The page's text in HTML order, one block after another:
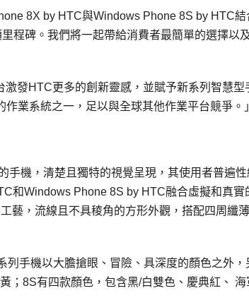
8X by HTC與Windows Phone 8S by HTC
程碑。我們將一起帶給消費者最簡單的選擇以
發HTC更多的創新靈感，並賦予新系列智慧型
業系統之一，足以與全球其他作業平台競爭。」
機，清楚且獨特的視覺呈現，其使用者普遍性
和Windows Phone 8S by HTC融合虛擬和真實
藝，流線且不具稜角的方形外觀，搭配四周纖
手機以大膽搶眼、冒險、具深度的顏色之外，
；8S有四款顏色，包含黑/白雙色、慶典紅、